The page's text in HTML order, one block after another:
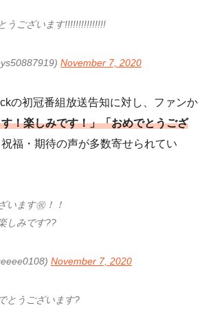
うございます!!!!!!!!!!!!!!!
November 7, 2020
の初冠番組放送告知に対し、ファンか
！楽しみです！」「おめでとうござ
祝福・期待の声が多数寄せられてい
います㊗️！！
しみです??
November 7, 2020
とうございます?